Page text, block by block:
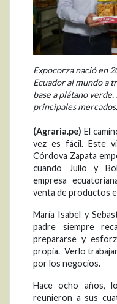
Expocorza nació en
Ecuador al mundo a
base a plátano verde.
principales mercados.
(Agraria.pe) El
vez es fácil. Este
Córdova Zapata
cuando Julio y
empresa
venta de productos
María Isabel y
padre siempre
prepararse y
propia. Verlo
por los negocios.
Hace ocho años,
reunieron a sus